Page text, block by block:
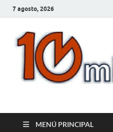
7 agosto, 2026
MENÚ PRINCIPAL